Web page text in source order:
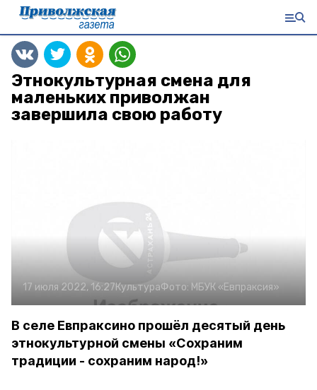
Этнокультурная смена для
маленьких приволжан
завершила свою работу
17 июля 2022, 16:27КультураФото: МБУК «Евпраксия»
В селе Евпраксино прошёл десятый день
этнокультурной смены «Сохраним
традиции - сохраним народ!»